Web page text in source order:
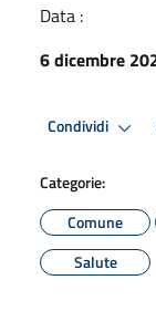
Data :
6 dicembre
Condividi
Categorie:
Comune
Salute